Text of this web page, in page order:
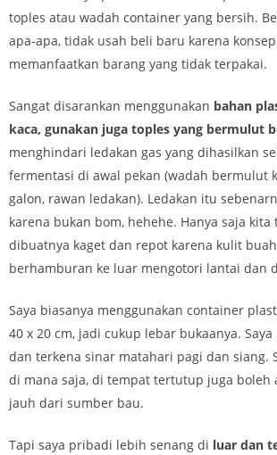
toples atau wadah container yang bersih.
apa-apa, tidak usah beli baru karena
memanfaatkan barang yang tidak terpakai.
Sangat disarankan menggunakan bahan
kaca, gunakan juga toples yang bermulut
menghindari ledakan gas yang dihasilkan
fermentasi di awal pekan (wadah bermulut
galon, rawan ledakan). Ledakan itu
karena bukan bom, hehehe. Hanya saja kita
dibuatnya kaget dan repot karena kulit
berhamburan ke luar mengotori lantai dan
Saya biasanya menggunakan container
40 x 20 cm, jadi cukup lebar bukaanya.
dan terkena sinar matahari pagi dan siang.
di mana saja, di tempat tertutup juga boleh
jauh dari sumber bau.
Tapi saya pribadi lebih senang di luar dan